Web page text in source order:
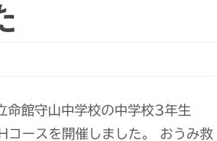
館守山中学校の中学校3年生
ースを開催しました。 おうみ救